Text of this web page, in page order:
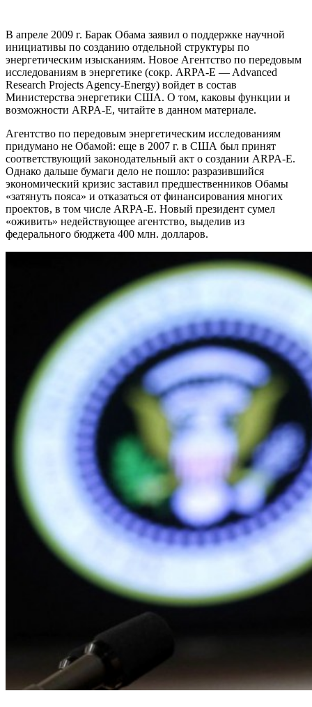
В апреле 2009 г. Барак Обама заявил о поддержке научной
инициативы по созданию отдельной структуры по
энергетическим изысканиям. Новое Агентство по передовым
исследованиям в энергетике (сокр. ARPA-E — Advanced
Research Projects Agency-Energy) войдет в состав
Министерства энергетики США. О том, каковы функции и
возможности ARPA-E, читайте в данном материале.
Агентство по передовым энергетическим исследованиям
придумано не Обамой: еще в 2007 г. в США был принят
соответствующий законодательный акт о создании ARPA-E.
Однако дальше бумаги дело не пошло: разразившийся
экономический кризис заставил предшественников Обамы
«затянуть пояса» и отказаться от финансирования многих
проектов, в том числе ARPA-E. Новый президент сумел
«оживить» недействующее агентство, выделив из
федерального бюджета 400 млн. долларов.